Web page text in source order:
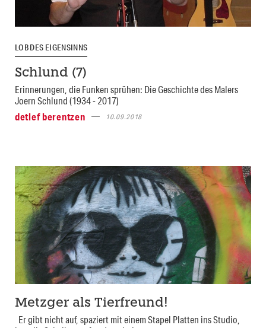
LOB DES EIGENSINNS
Schlund (7)
Erinnerungen, die Funken sprühen: Die Geschichte des Malers
Joern Schlund (1934 - 2017)
detlef berentzen
10.09.2018
Metzger als Tierfreund!
Er gibt nicht auf, spaziert mit einem Stapel Platten ins Studio,